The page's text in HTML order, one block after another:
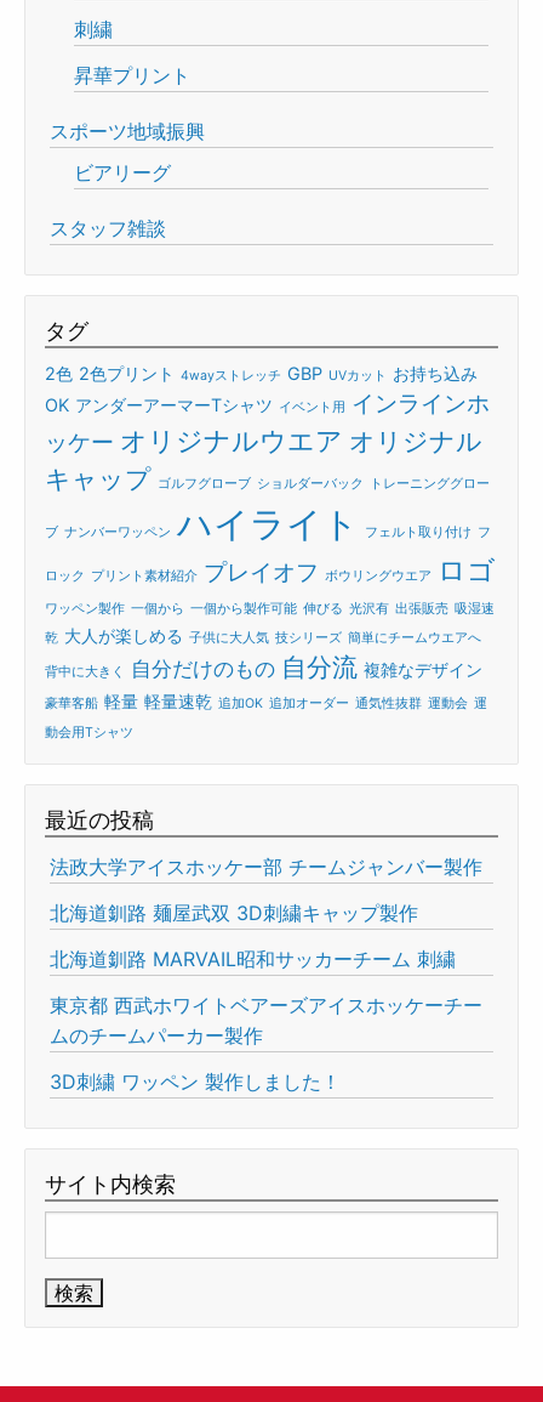
刺繍
昇華プリント
スポーツ地域振興
ビアリーグ
スタッフ雑談
タグ
2色 2色プリント 4wayストレッチ GBP UVカット
お持ち込み
OK アンダーアーマーTシャツ イベント用
インラインホ
ッケー オリジナルウエア オリジナル
キャップ ゴルフグローブ ショルダーバック トレーニンググロー
ブ ナンバーワッペン ハイライト フェルト取り付け フ
ロック プリント素材紹介 プレイオフ ボウリングウエア ロゴ
ワッペン製作 一個から 一個から製作可能 伸びる 光沢有 出張販売 吸湿速
乾 大人が楽しめる 子供に大人気 技シリーズ 簡単にチームウエアへ
背中に大きく 自分だけのもの 自分流 複雑なデザイン
豪華客船 軽量 軽量速乾 追加OK 追加オーダー 通気性抜群 運動会 運
動会用Tシャツ
最近の投稿
法政大学アイスホッケー部 チームジャンバー製作
北海道釧路 麺屋武双 3D刺繍キャップ製作
北海道釧路 MARVAIL昭和サッカーチーム 刺繍
東京都 西武ホワイトベアーズアイスホッケーチー
ムのチームパーカー製作
3D刺繍 ワッペン 製作しました！
サイト内検索
索: